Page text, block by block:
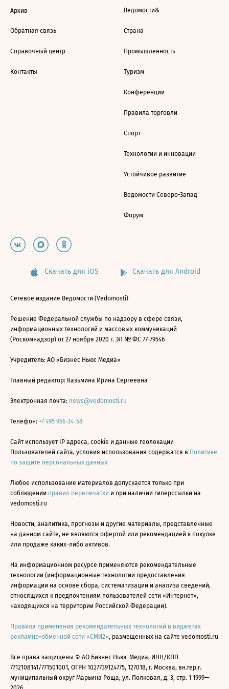
Архив
Обратная связь
Справочный центр
Контакты
Ведомости&
Страна
Промышленность
Туризм
Конференции
Правила торговли
Спорт
Технологии и инновации
Устойчивое развитие
Ведомости Северо-Запад
Форум
Скачать для iOS Скачать для Android
Сетевое издание Ведомости (Vedomosti)
Решение Федеральной службы по надзору в сфере связи,
информационных технологий и массовых коммуникаций
(Роскомнадзор) от 27 ноября 2020 г. ЭЛ № ФС 77-79546
Учредитель: АО «Бизнес Ньюс Медиа»
Главный редактор: Казьмина Ирина Сергеевна
Электронная почта: news@vedomosti.ru
Телефон: +7 495 956-34-58
Сайт использует IP адреса, cookie и данные геолокации
Пользователей сайта, условия использования содержатся в Политике
по защите персональных данных
Любое использование материалов допускается только при
соблюдении правил перепечатки и при наличии гиперссылки на
vedomosti.ru
Новости, аналитика, прогнозы и другие материалы, представленные
на данном сайте, не являются офертой или рекомендацией к покупке
или продаже каких-либо активов.
На информационном ресурсе применяются рекомендательные
технологии (информационные технологии предоставления
информации на основе сбора, систематизации и анализа сведений,
относящихся к предпочтениям пользователей сети «Интернет»,
находящихся на территории Российской Федерации).
Правила применения рекомендательных технологий в виджетах
рекламно-обменной сети «СМИ2», размещенных на сайте vedomosti.ru
Все права защищены © АО Бизнес Ньюс Медиа, ИНН/КПП
7712108141/771501001, ОГРН 1027739124775, 127018, г. Москва, вн.тер.г.
муниципальный округ Марьина Роща, ул. Полковая, д. 3, стр. 1 1999—